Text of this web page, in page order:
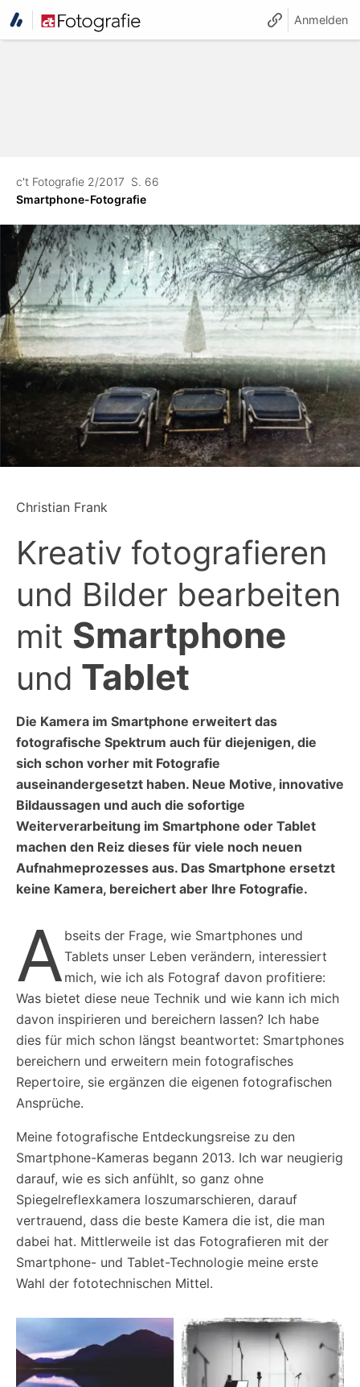
Anmelden
c't Fotografie 2/2017 S. 66
Smartphone-Fotografie
Christian Frank
Kreativ fotografieren
und Bilder bearbeiten
mit Smartphone
und Tablet
Die Kamera im Smartphone erweitert das
fotografische Spektrum auch für diejenigen, die
sich schon vorher mit Fotografie
auseinandergesetzt haben. Neue Motive, innovative
Bildaussagen und auch die sofortige
Weiterverarbeitung im Smartphone oder Tablet
machen den Reiz dieses für viele noch neuen
Aufnahmeprozesses aus. Das Smartphone ersetzt
keine Kamera, bereichert aber Ihre Fotografie.
A bseits der Frage, wie Smartphones und
Tablets unser Leben verändern, interessiert
mich, wie ich als Fotograf davon profitiere:
Was bietet diese neue Technik und wie kann ich mich
davon inspirieren und bereichern lassen? Ich habe
dies für mich schon längst beantwortet: Smartphones
bereichern und erweitern mein fotografisches
Repertoire, sie ergänzen die eigenen fotografischen
Ansprüche.
Meine fotografische Entdeckungsreise zu den
Smartphone-Kameras begann 2013. Ich war neugierig
darauf, wie es sich anfühlt, so ganz ohne
Spiegelreflexkamera loszumarschieren, darauf
vertrauend, dass die beste Kamera die ist, die man
dabei hat. Mittlerweile ist das Fotografieren mit der
Smartphone- und Tablet-Technologie meine erste
Wahl der fototechnischen Mittel.